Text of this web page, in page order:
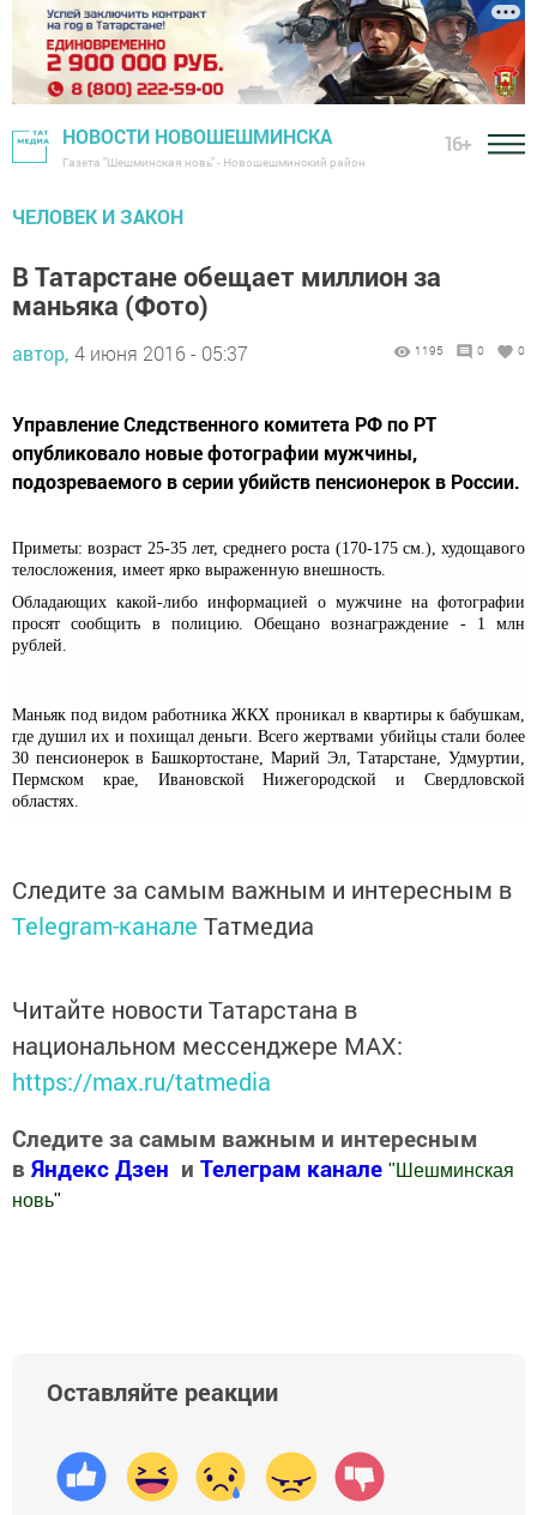
НОВОСТИ НОВОШЕШМИНСКА
Газета "Шешминская новь" - Новошешминский район
16+
ЧЕЛОВЕК И ЗАКОН
В Татарстане обещает миллион за
маньяка (Фото)
автор, 4 июня 2016 - 05:37 1195 0 0
Управление Следственного комитета РФ по РТ
опубликовало новые фотографии мужчины,
подозреваемого в серии убийств пенсионерок в России.
Приметы: возраст 25-35 лет, среднего роста (170-175 см.), худощавого
телосложения, имеет ярко выраженную внешность.
Обладающих какой-либо информацией о мужчине на фотографии
просят сообщить в полицию. Обещано вознаграждение - 1 млн
рублей.
Маньяк под видом работника ЖКХ проникал в квартиры к бабушкам,
где душил их и похищал деньги. Всего жертвами убийцы стали более
30 пенсионерок в Башкортостане, Марий Эл, Татарстане, Удмуртии,
Пермском крае, Ивановской Нижегородской и Свердловской
областях.
Следите за самым важным и интересным в
Telegram-канале Татмедиа
Читайте новости Татарстана в
национальном мессенджере MАХ:
https://max.ru/tatmedia
Следите за самым важным и интересным
в Яндекс Дзен и Телеграм канале " Шешминская
новь"
Оставляйте реакции